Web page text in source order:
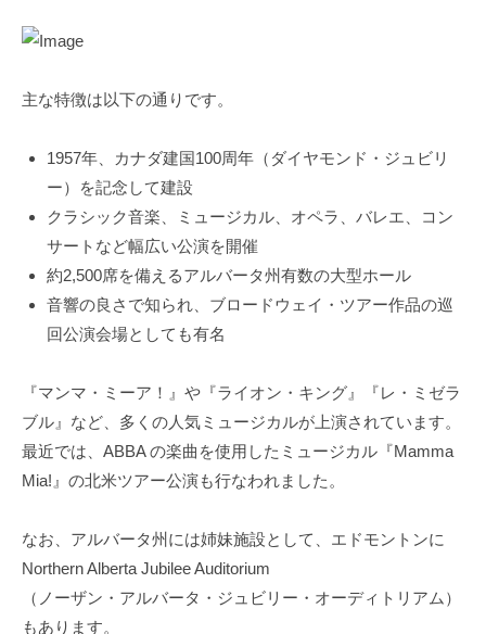
主な特徴は以下の通りです。
1957年、カナダ建国100周年（ダイヤモンド・ジュビリ
ー）を記念して建設
クラシック音楽、ミュージカル、オペラ、バレエ、コン
サートなど幅広い公演を開催
約2,500席を備えるアルバータ州有数の大型ホール
音響の良さで知られ、ブロードウェイ・ツアー作品の巡
回公演会場としても有名
『マンマ・ミーア！』や『ライオン・キング』『レ・ミゼラ
ブル』など、多くの人気ミュージカルが上演されています。
最近では、ABBA の楽曲を使用したミュージカル『Mamma
Mia!』の北米ツアー公演も行なわれました。
なお、アルバータ州には姉妹施設として、エドモントンに
Northern Alberta Jubilee Auditorium
（ノーザン・アルバータ・ジュビリー・オーディトリアム）
もあります。